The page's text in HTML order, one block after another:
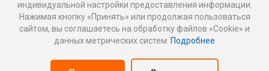
Споры
Написать поставщику
Написать в поддержку
индивидуальной настройки предоставления информации.
Нажимая кнопку «Принять» или продолжая пользоваться
сайтом, вы соглашаетесь на обработку файлов «Cookie» и
данных метрических систем. Подробнее